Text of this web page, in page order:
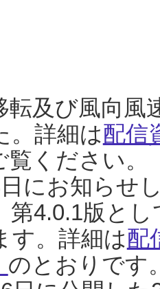
転及び風向風
。詳細は配信
覧ください。
にお知らせ
第4.0.1版と
す。詳細は配
のとおりです